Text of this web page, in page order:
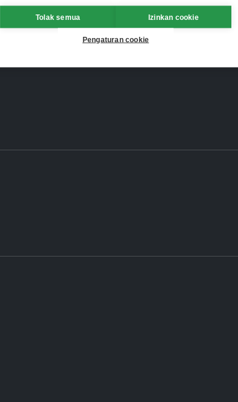
Tolak semua Izinkan cookie
Pengaturan cookie